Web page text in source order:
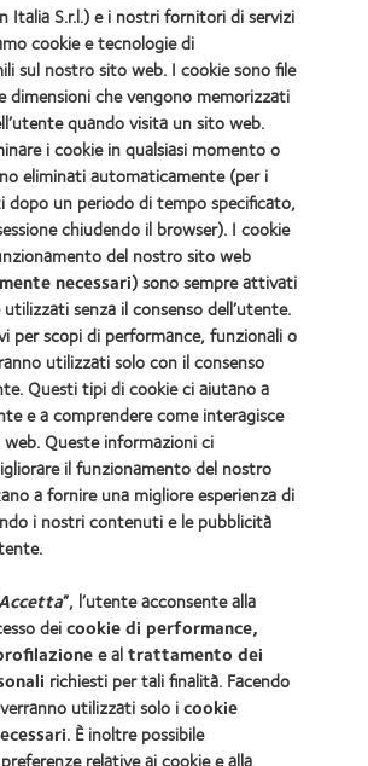
e visione
lavoro
privacy
cookie
di consenso
ITALIA Srl - Società Uninominale
Carducci 26, 20123 Milano Codice
di iscrizione 10653750157 del
delle Imprese di Milano
Italia S.r.l.) e i nostri fornitori di servizi
cookie e tecnologie di
sul nostro sito web. I cookie sono file
dimensioni che vengono memorizzati
quando visita un sito web.
i cookie in qualsiasi momento o
eliminati automaticamente (per i
dopo un periodo di tempo specificato,
chiudendo il browser). I cookie
del nostro sito web
necessari) sono sempre attivati
senza il consenso dell’utente.
per scopi di performance, funzionali o
utilizzati solo con il consenso
Questi tipi di cookie ci aiutano a
e a comprendere come interagisce
Queste informazioni ci
il funzionamento del nostro
a fornire una migliore esperienza di
i nostri contenuti e le pubblicità
”, l’utente acconsente alla
deicookie di performance,
e altrattamento dei
richiesti per tali finalità. Facendo
utilizzati solo icookie
. È inoltre possibile
relative ai cookie e alla